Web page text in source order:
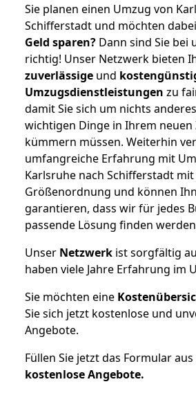
Sie planen einen Umzug von
Schifferstadt und möchten
Geld sparen? Dann sind Sie bei
richtig! Unser Netzwerk bieten
zuverlässige und
Umzugsdienstleistungen zu
damit Sie sich um nichts
wichtigen Dinge in Ihrem neuen
kümmern müssen. Weiterhin
umfangreiche Erfahrung mit
Karlsruhe nach Schifferstadt
Größenordnung und können
garantieren, dass wir für jedes
passende Lösung finden
Unser Netzwerk ist sorgfältig
haben viele Jahre Erfahrung im
Sie möchten eine
Sie sich jetzt kostenlose und
Angebote.
Füllen Sie jetzt das Formular
kostenloseAngebote.